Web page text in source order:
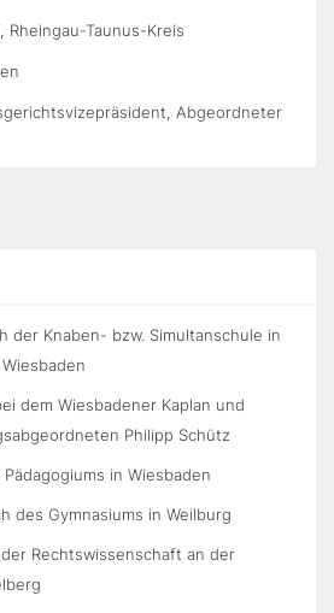
Rheingau-Taunus-Kreis
Abgeordneter
der Knaben- bzw. Simultanschule in
dem Wiesbadener Kaplan und
Philipp Schütz
in Wiesbaden
des Gymnasiums in Weilburg
Rechtswissenschaft an der